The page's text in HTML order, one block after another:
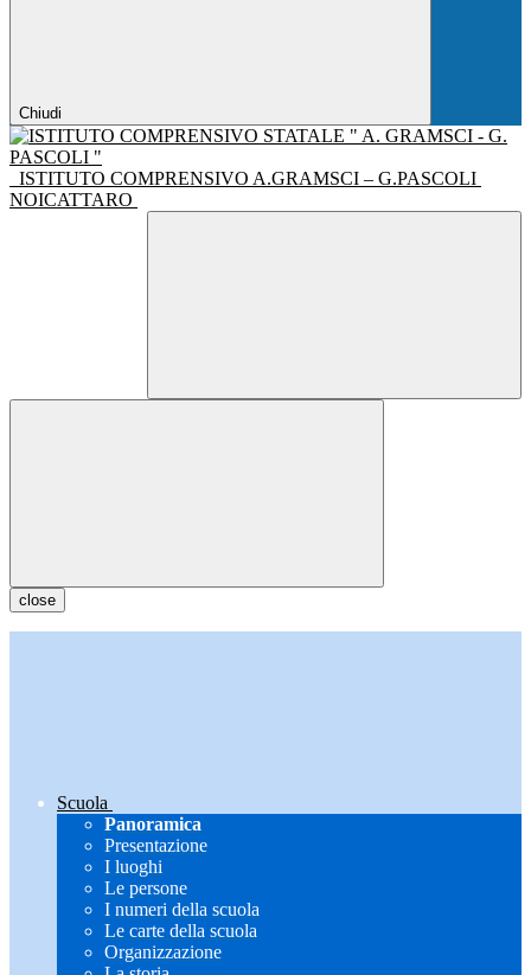
Chiudi
ISTITUTO COMPRENSIVO A.GRAMSCI – G.PASCOLI
NOICATTARO
close
Scuola
Panoramica
Presentazione
I luoghi
Le persone
I numeri della scuola
Le carte della scuola
Organizzazione